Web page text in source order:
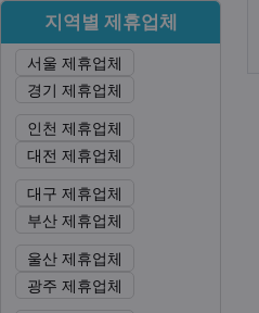
지역별 제휴업체
서울 제휴업체
경기 제휴업체
인천 제휴업체
대전 제휴업체
대구 제휴업체
부산 제휴업체
울산 제휴업체
광주 제휴업체